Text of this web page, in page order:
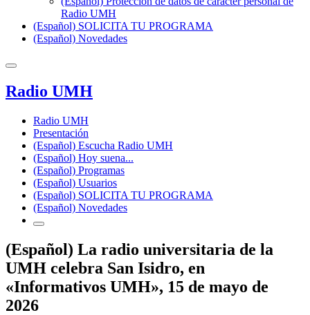
Radio UMH
(Español) SOLICITA TU PROGRAMA
(Español) Novedades
Radio UMH
Radio UMH
Presentación
(Español) Escucha Radio UMH
(Español) Hoy suena...
(Español) Programas
(Español) Usuarios
(Español) SOLICITA TU PROGRAMA
(Español) Novedades
(Español) La radio universitaria de la
UMH celebra San Isidro, en
«Informativos UMH», 15 de mayo de
2026